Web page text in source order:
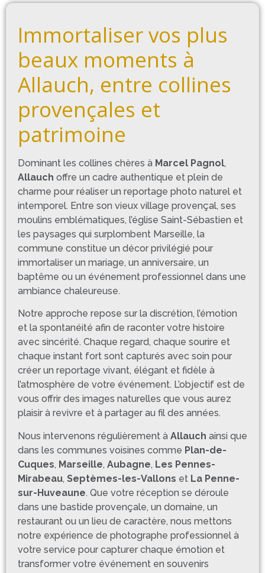
Immortaliser vos plus
beaux moments à
Allauch, entre collines
provençales et
patrimoine
Dominant les collines chères à Marcel Pagnol,
Allauch offre un cadre authentique et plein de
charme pour réaliser un reportage photo naturel et
intemporel. Entre son vieux village provençal, ses
moulins emblématiques, l’église Saint-Sébastien et
les paysages qui surplombent Marseille, la
commune constitue un décor privilégié pour
immortaliser un mariage, un anniversaire, un
baptême ou un événement professionnel dans une
ambiance chaleureuse.
Notre approche repose sur la discrétion, l’émotion
et la spontanéité afin de raconter votre histoire
avec sincérité. Chaque regard, chaque sourire et
chaque instant fort sont capturés avec soin pour
créer un reportage vivant, élégant et fidèle à
l’atmosphère de votre événement. L’objectif est de
vous offrir des images naturelles que vous aurez
plaisir à revivre et à partager au fil des années.
Nous intervenons régulièrement à Allauch ainsi que
dans les communes voisines comme Plan-de-
Cuques, Marseille, Aubagne, Les Pennes-
Mirabeau, Septèmes-les-Vallons et La Penne-
sur-Huveaune. Que votre réception se déroule
dans une bastide provençale, un domaine, un
restaurant ou un lieu de caractère, nous mettons
notre expérience de photographe professionnel à
votre service pour capturer chaque émotion et
transformer votre événement en souvenirs